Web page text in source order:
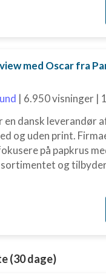
med Oscar fra
| 6.950 visninger |
en dansk leverandør
og uden print.
på papkrus
og
(30 dage)